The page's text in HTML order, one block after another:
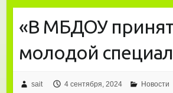
«В МБДОУ
молодой
sait 4 сентября, 2024 Новости